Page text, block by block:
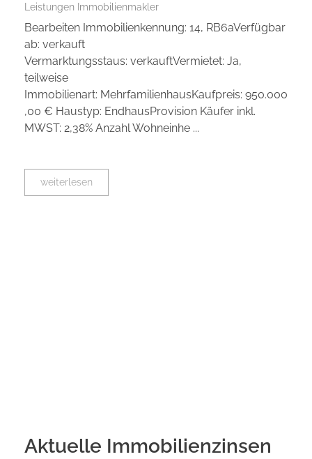
Leistungen Immobilienmakler
Bearbeiten Immobilienkennung: 14, RB6aVerfügbar
ab: verkauft
Vermarktungsstaus: verkauftVermietet: Ja,
teilweise
Immobilienart: MehrfamilienhausKaufpreis: 950.000
,00 € Haustyp: EndhausProvision Käufer inkl.
MWST: 2,38% Anzahl Wohneinhe ...
weiterlesen
Aktuelle Immobilienzinsen